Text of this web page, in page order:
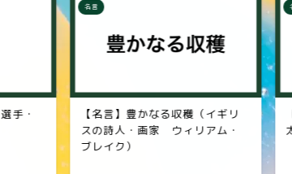
イギリ
ム・
名言
【名言】つよくなる（小説家
太宰治）